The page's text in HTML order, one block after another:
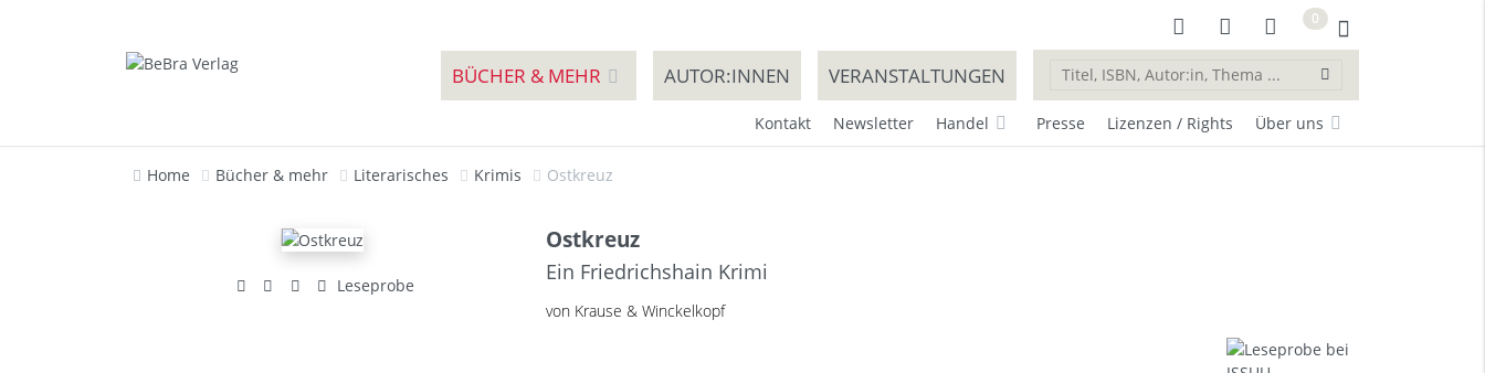
0
BÜCHER & MEHR AUTOR:INNEN VERANSTALTUNGEN
Kontakt Newsletter Handel Presse Lizenzen / Rights Über uns
Home Bücher & mehr Literarisches Krimis Ostkreuz
Leseprobe
Ostkreuz
Ein Friedrichshain Krimi
von Krause & Winckelkopf